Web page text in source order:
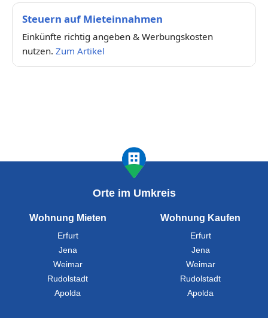
Steuern auf Mieteinnahmen
Einkünfte richtig angeben & Werbungskosten
nutzen. Zum Artikel
Orte im Umkreis
Wohnung Mieten
Erfurt
Jena
Weimar
Rudolstadt
Apolda
Wohnung Kaufen
Erfurt
Jena
Weimar
Rudolstadt
Apolda